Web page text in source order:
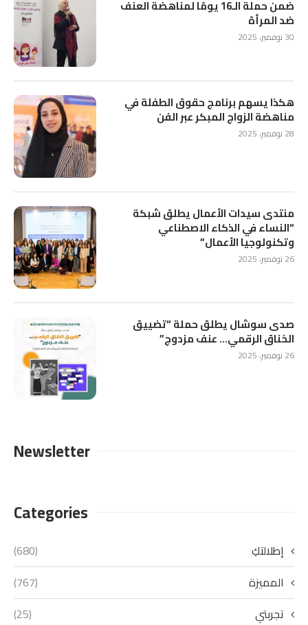
ضمن حملة الـ16 يومًا لمناهضة العنف
ضد المرأة
30 نوفمبر، 2025
هكذا يسهم برنامج حقوق الطفلة في
مناهضة الزواج المبكر عبر الفن
28 نوفمبر، 2025
منتدى سيدات الأعمال يطلق شبكة
“النساء في الذكاء الاصطناعي
وتكنولوجيا الأعمال”
26 نوفمبر، 2025
صدى سوشال يطلق حملة “تضييق
الخناق الرقمي… عنف مزدوج”
26 نوفمبر، 2025
Newsletter
Categories
إطلالتكِ
(680)
المميزة
(767)
تجربتي
(25)